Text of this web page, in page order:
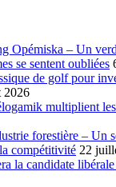
Opémiska – Un
se sentent oubliées
de golf pour
2026
multiplient
forestière – Un
compétitivité 22
la candidate